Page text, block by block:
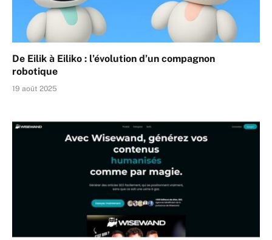
De Eilik à Eiliko : l’évolution d’un compagnon
robotique
19 août 2025